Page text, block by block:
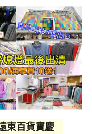
東百貨寶慶